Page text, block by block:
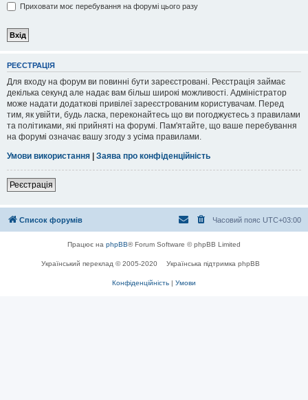
Приховати моє перебування на форумі цього разу
РЕЄСТРАЦІЯ
Для входу на форум ви повинні бути зареєстровані. Реєстрація займає
декілька секунд але надає вам більш широкі можливості. Адміністратор
може надати додаткові привілеї зареєстрованим користувачам. Перед
тим, як увійти, будь ласка, переконайтесь що ви погоджуєтесь з правилами
та політиками, які прийняті на форумі. Пам'ятайте, що ваше перебування
на форумі означає вашу згоду з усіма правилами.
Умови використання | Заява про конфіденційність
Реєстрація
Список форумів Часовий пояс UTC+03:00
Працює на phpBB® Forum Software © phpBB Limited
Український переклад © 2005-2020 Українська підтримка phpBB
Конфіденційність | Умови